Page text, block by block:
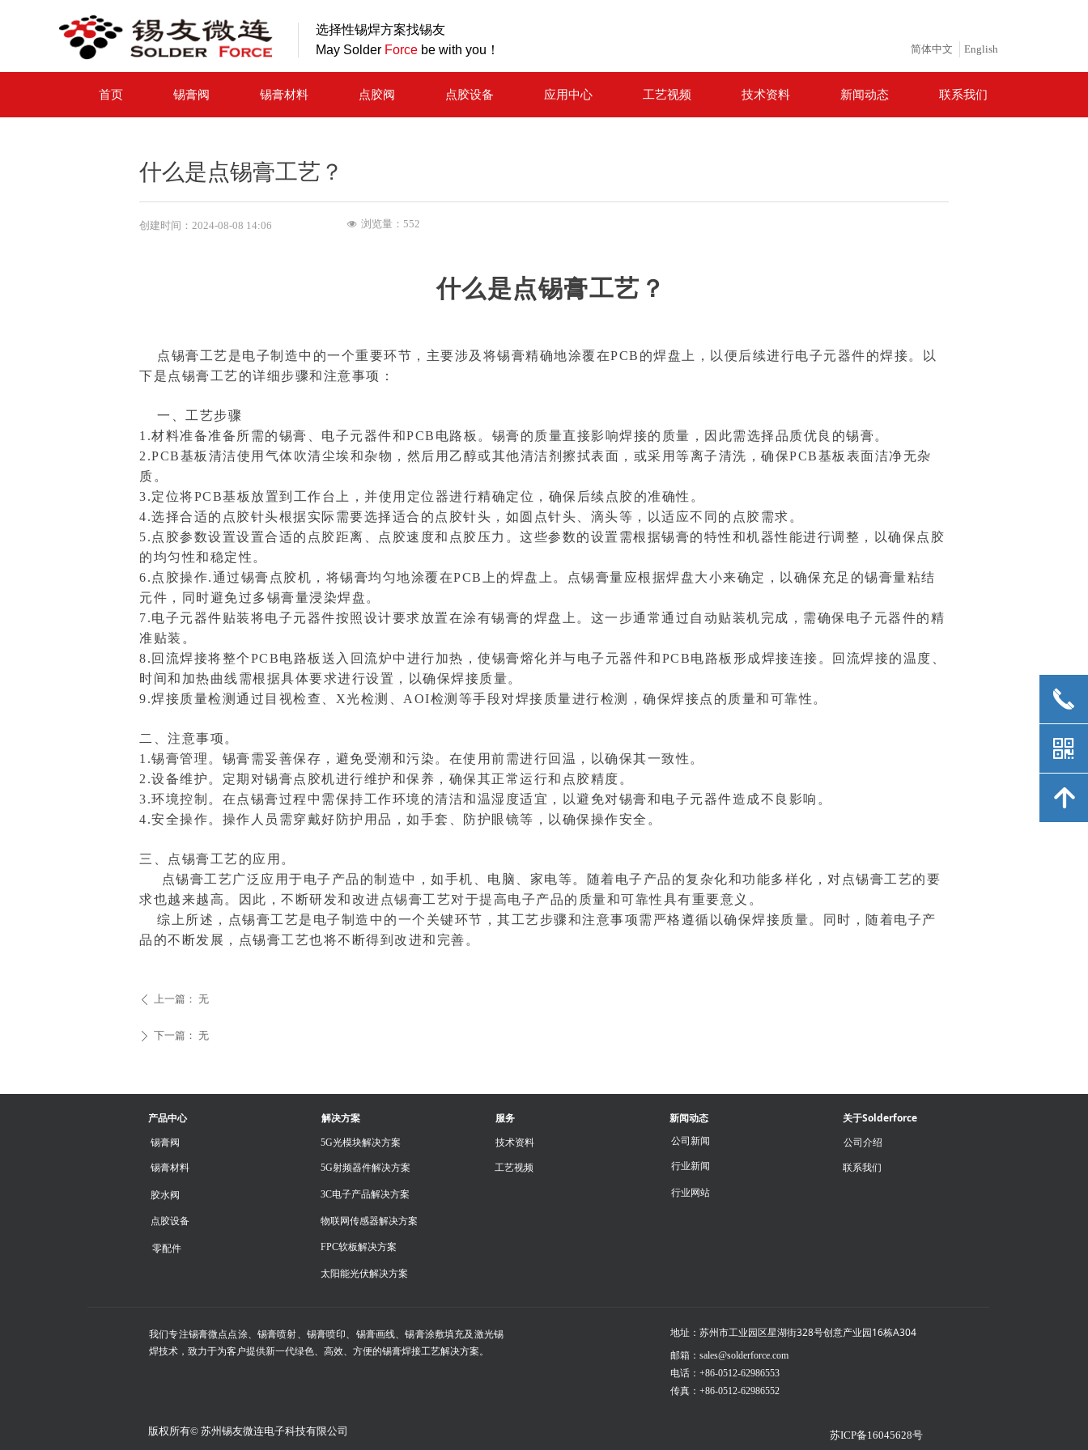
简体中文 English
选择性锡焊方案找锡友
May Solder Force be with you！
首页 锡膏阀 锡膏材料 点胶阀 点胶设备 应用中心 工艺视频 技术资料 新闻动态 联系我们
什么是点锡膏工艺？
什么是点锡膏工艺？
点锡膏工艺是电子制造中的一个重要环节，主要涉及将锡膏精确地涂覆在PCB的焊盘上，以便后续进行电子元器件的焊接。以
下是点锡膏工艺的详细步骤和注意事项：
一、工艺步骤
1.材料准备准备所需的锡膏、电子元器件和PCB电路板。锡膏的质量直接影响焊接的质量，因此需选择品质优良的锡膏。
2.PCB基板清洁使用气体吹清尘埃和杂物，然后用乙醇或其他清洁剂擦拭表面，或采用等离子清洗，确保PCB基板表面洁净无杂
质。
3.定位将PCB基板放置到工作台上，并使用定位器进行精确定位，确保后续点胶的准确性。
4.选择合适的点胶针头根据实际需要选择适合的点胶针头，如圆点针头、滴头等，以适应不同的点胶需求。
5.点胶参数设置设置合适的点胶距离、点胶速度和点胶压力。这些参数的设置需根据锡膏的特性和机器性能进行调整，以确保点胶
的均匀性和稳定性。
6.点胶操作.通过锡膏点胶机，将锡膏均匀地涂覆在PCB上的焊盘上。点锡膏量应根据焊盘大小来确定，以确保充足的锡膏量粘结
元件，同时避免过多锡膏量浸染焊盘。
7.电子元器件贴装将电子元器件按照设计要求放置在涂有锡膏的焊盘上。这一步通常通过自动贴装机完成，需确保电子元器件的精
准贴装。
8.回流焊接将整个PCB电路板送入回流炉中进行加热，使锡膏熔化并与电子元器件和PCB电路板形成焊接连接。回流焊接的温度、
时间和加热曲线需根据具体要求进行设置，以确保焊接质量。
9.焊接质量检测通过目视检查、X光检测、AOI检测等手段对焊接质量进行检测，确保焊接点的质量和可靠性。
二、注意事项。
1.锡膏管理。锡膏需妥善保存，避免受潮和污染。在使用前需进行回温，以确保其一致性。
2.设备维护。定期对锡膏点胶机进行维护和保养，确保其正常运行和点胶精度。
3.环境控制。在点锡膏过程中需保持工作环境的清洁和温湿度适宜，以避免对锡膏和电子元器件造成不良影响。
4.安全操作。操作人员需穿戴好防护用品，如手套、防护眼镜等，以确保操作安全。
三、点锡膏工艺的应用。
点锡膏工艺广泛应用于电子产品的制造中，如手机、电脑、家电等。随着电子产品的复杂化和功能多样化，对点锡膏工艺的要
求也越来越高。因此，不断研发和改进点锡膏工艺对于提高电子产品的质量和可靠性具有重要意义。
综上所述，点锡膏工艺是电子制造中的一个关键环节，其工艺步骤和注意事项需严格遵循以确保焊接质量。同时，随着电子产
品的不断发展，点锡膏工艺也将不断得到改进和完善。
创建时间： 2024-08-08 14:06
ꄴ 上一篇： 无
ꄲ 下一篇： 无
넶 浏览量： 552
邮箱：sales@solderforce.com
电话：+86-0512-62986553
传真：+86-0512-62986552
产品中心 解决方案 服务 新闻动态 关于Solderforce
地址： 苏州市工业园区星湖街328号创意产业园16栋A304
版权所有© 苏州锡友微连电子科技有限公司 苏ICP备16045628号
锡膏阀
锡膏材料
胶水阀
点胶设备
零配件
5G光模块解决方案
5G射频器件解决方案
3C电子产品解决方案
物联网传感器解决方案
FPC软板解决方案
太阳能光伏解决方案
工艺视频
技术资料 公司新闻
行业网站
行业新闻 联系我们
公司介绍
我们专注锡膏微点点涂、锡膏喷射、锡膏喷印、锡膏画线、锡膏涂敷填充及激光锡
焊技术，致力于为客户提供新一代绿色、高效、方便的锡膏焊接工艺解决方案。
끅
낃
녕